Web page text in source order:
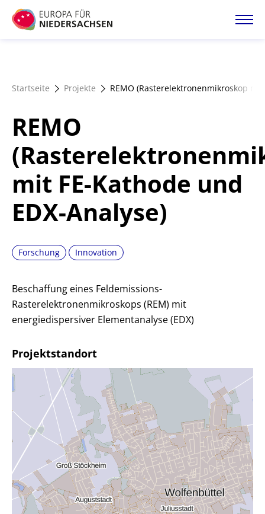
Direkt
zum
Förderangebote
Magazin
Startseite Projekte REMO (Rasterelektronenmikroskop
REMO
mit FE-Kathode und
EDX-Analyse)
Forschung Innovation
Beschaffung eines Feldemissions-
Rasterelektronenmikroskops (REM) mit
energiedispersiver Elementanalyse (EDX)
Projektstandort